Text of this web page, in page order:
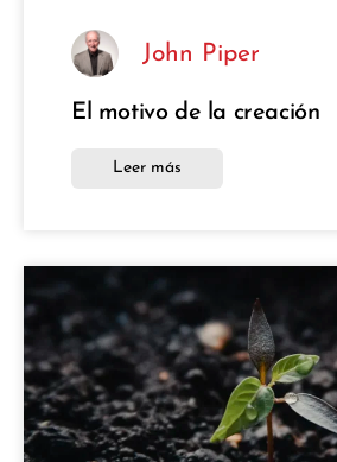
John Piper
El motivo de la creación
Leer más